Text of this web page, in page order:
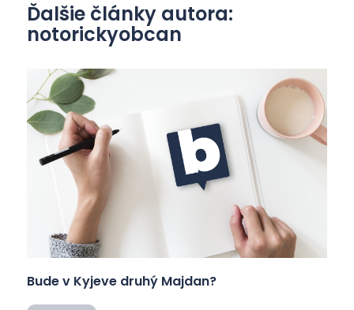
Ďalšie články autora:
notorickyobcan
Bude v Kyjeve druhý Majdan?